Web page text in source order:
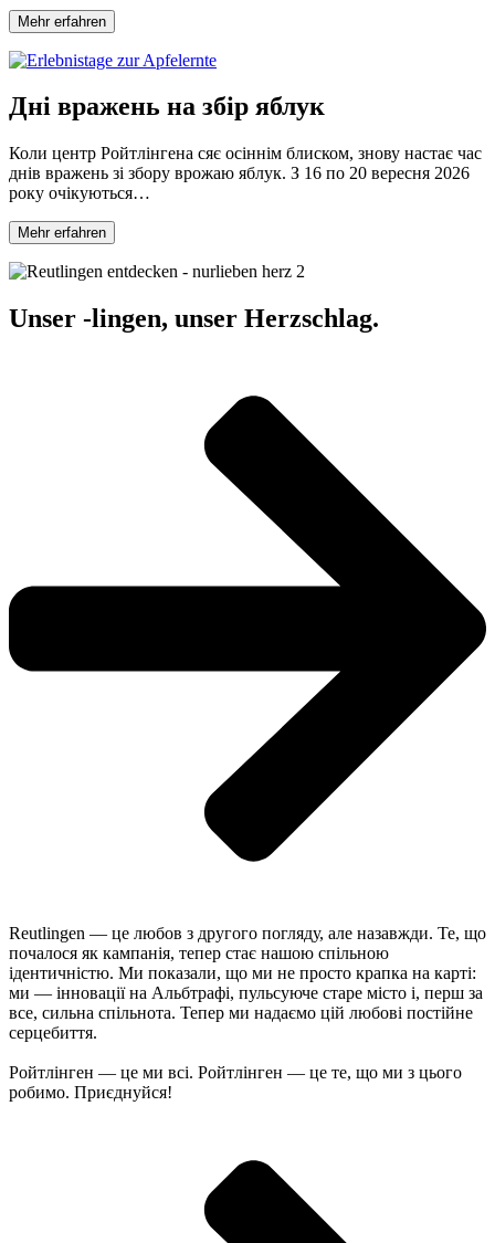
Mehr erfahren
Дні вражень на збір яблук
Коли центр Ройтлінгена сяє осіннім блиском, знову настає час
днів вражень зі збору врожаю яблук. З 16 по 20 вересня 2026
року очікуються…
Mehr erfahren
Unser -lingen, unser Herzschlag.
Reutlingen — це любов з другого погляду, але назавжди. Те, що
почалося як кампанія, тепер стає нашою спільною
ідентичністю. Ми показали, що ми не просто крапка на карті:
ми — інновації на Альбтрафі, пульсуюче старе місто і, перш за
все, сильна спільнота. Тепер ми надаємо цій любові постійне
серцебиття.
Ройтлінген — це ми всі. Ройтлінген — це те, що ми з цього
робимо. Приєднуйся!